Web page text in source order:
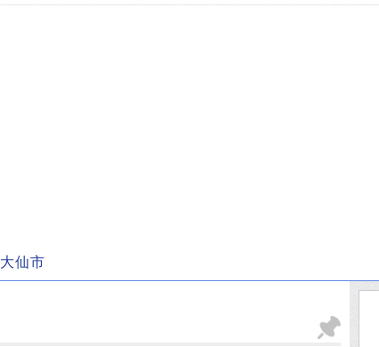
大仙市